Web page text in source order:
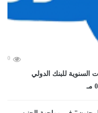
0
السنوية للبنك الدولي